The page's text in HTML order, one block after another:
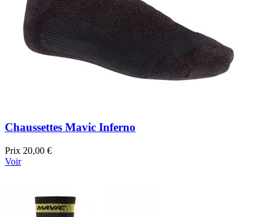
Chaussettes Mavic Inferno
Prix 20,00 €
Voir